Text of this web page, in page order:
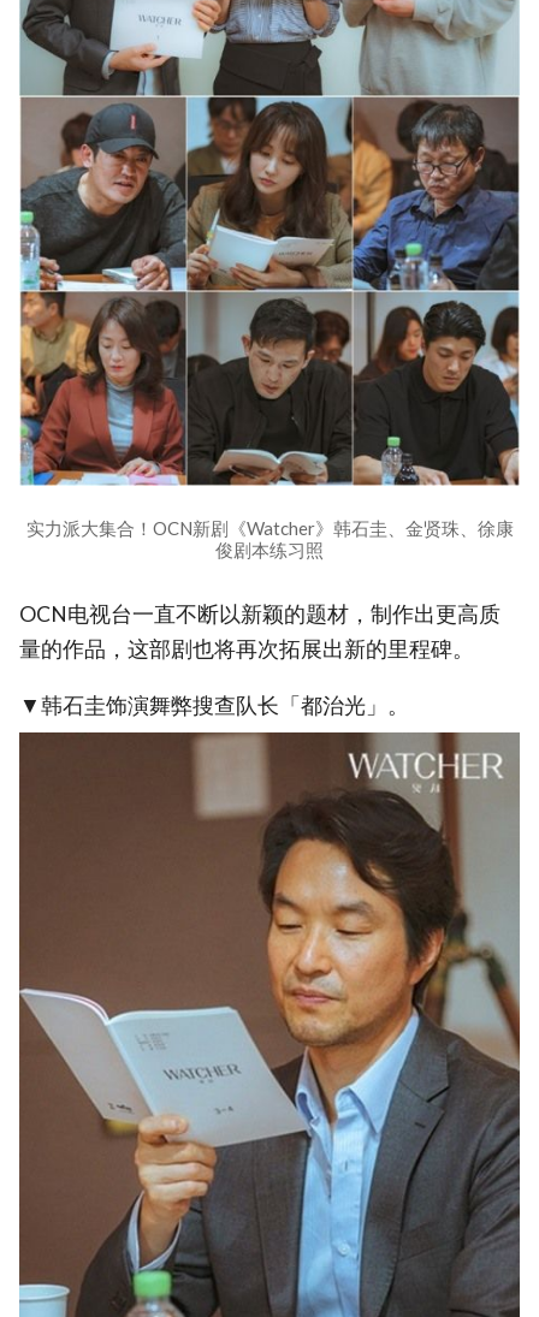
实力派大集合！OCN新剧《Watcher》韩石圭、金贤珠、徐康
俊剧本练习照
OCN电视台一直不断以新颖的题材，制作出更高质
量的作品，这部剧也将再次拓展出新的里程碑。
▼韩石圭饰演舞弊搜查队长「都治光」。